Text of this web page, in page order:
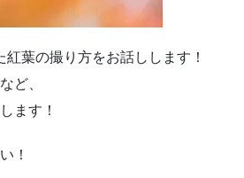
葉の撮り方をお話しします！
ど、
ます！
！